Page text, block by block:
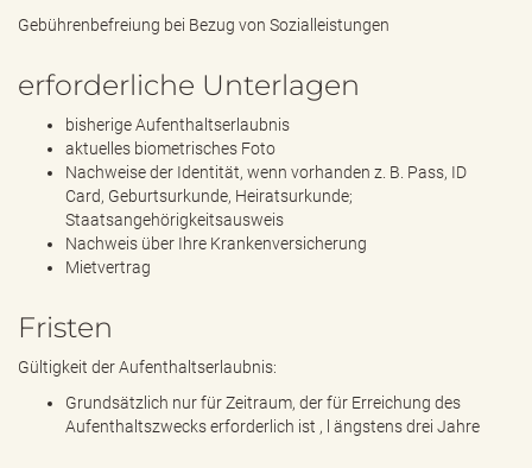
Gebührenbefreiung bei Bezug von Sozialleistungen
erforderliche Unterlagen
bisherige Aufenthaltserlaubnis
aktuelles biometrisches Foto
Nachweise der Identität, wenn vorhanden z. B. Pass, ID
Card, Geburtsurkunde, Heiratsurkunde;
Staatsangehörigkeitsausweis
Nachweis über Ihre Krankenversicherung
Mietvertrag
Fristen
Gültigkeit der Aufenthaltserlaubnis:
Grundsätzlich nur für Zeitraum, der für Erreichung des
Aufenthaltszwecks erforderlich ist , l ängstens drei Jahre